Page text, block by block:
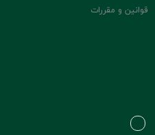
قوانین و مقررات